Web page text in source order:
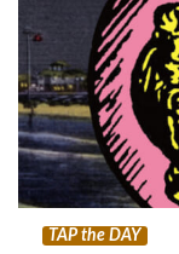
TAP the DAY